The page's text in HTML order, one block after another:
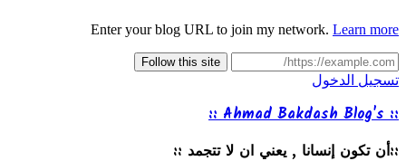
Enter your blog URL to join my network. Learn more
Follow this site
تسجيل الدخول
:: Ahmad Bakdash Blog's ::
::أن تكون إنسانا , يعني ان لا تتجمد ::